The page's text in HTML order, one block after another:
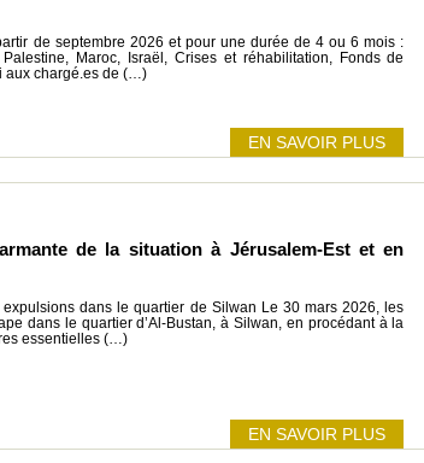
de septembre 2026 et pour une durée de 4 ou 6 mois :
Maroc, Israël, Crises et réhabilitation, Fonds de
aux chargé.es de (…)
EN SAVOIR PLUS
de la situation à Jérusalem-Est et en
dans le quartier de Silwan Le 30 mars 2026, les
dans le quartier d’Al-Bustan, à Silwan, en procédant à la
essentielles (…)
EN SAVOIR PLUS